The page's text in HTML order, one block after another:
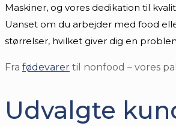
Maskiner, og vores dedikation til
Uanset om du arbejder med food
størrelser, hvilket giver dig en
Fra fødevarer til nonfood – vores
Udvalgte